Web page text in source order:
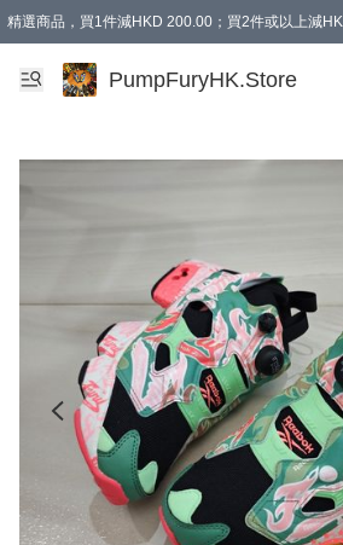
精選商品，買1件減HKD 200.00；買2件或以上減
AAPE商品,會員專享9折或以上（按會員等級）
精選商品，任選買2件或以上減HKD 100.00
購物滿 HKD 800.00即享免運費優惠！（適用於 特定
PumpFuryHK.Store